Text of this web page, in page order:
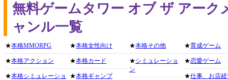
無料ゲームタワー オブ ザ アーク
ャンル一覧
★本格MMORPG
★本格アクション
★本格シミュレーショ
★本格女性向け
★本格カード
★本格ギャンブ
★本格その他
★シミュレーショ
ン
★育成ゲーム
★恋愛ゲーム
★仕事、お店